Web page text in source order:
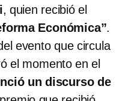
, quien recibió el
Económica”.
evento que circula
el momento en el
un discurso de